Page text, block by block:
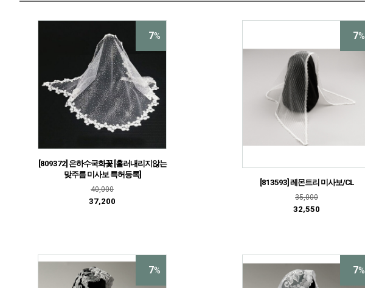
7%
[809372] 은하수국화꽃 [흘러내리지않는
맞주름 미사보 특허등록]
40,000
37,200
7%
[813593] 레몬트리 미사보/CL
35,000
32,550
7% 7%